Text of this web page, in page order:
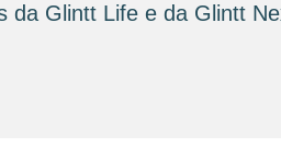
da Glintt Life e da Glintt